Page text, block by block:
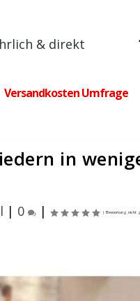
& direkt
Versandkosten Umfrage
in
| 0 |